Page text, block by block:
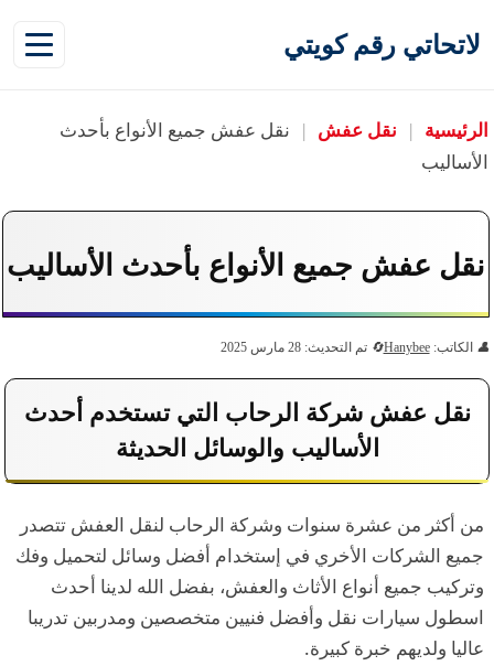
لاتحاتي رقم كويتي
الرئيسية | نقل عفش | نقل عفش جميع الأنواع بأحدث
الأساليب
نقل عفش جميع الأنواع بأحدث الأساليب
الكاتب:Hanybee تم التحديث: 28 مارس 2025
نقل عفش شركة الرحاب التي تستخدم أحدث
الأساليب والوسائل الحديثة
من أكثر من عشرة سنوات وشركة الرحاب لنقل العفش تتصدر
جميع الشركات الأخري في إستخدام أفضل وسائل لتحميل وفك
وتركيب جميع أنواع الأثاث والعفش، بفضل الله لدينا أحدث
اسطول سيارات نقل وأفضل فنيين متخصصين ومدربين تدريبا
عاليا ولديهم خبرة كبيرة.